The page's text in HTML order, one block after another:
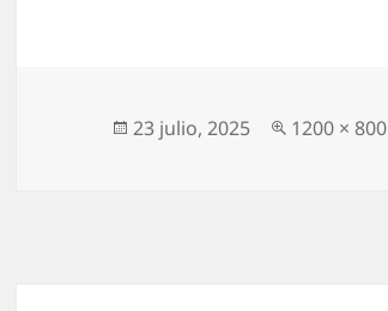
Publicado
23 julio, 2025
Tamaño
1200 × 800